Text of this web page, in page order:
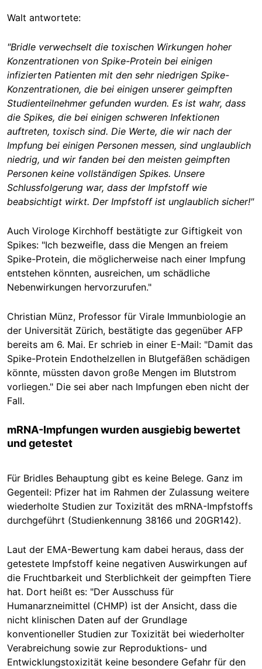
Walt antwortete:
"Bridle verwechselt die toxischen Wirkungen hoher
Konzentrationen von Spike-Protein bei einigen
infizierten Patienten mit den sehr niedrigen Spike-
Konzentrationen, die bei einigen unserer geimpften
Studienteilnehmer gefunden wurden. Es ist wahr, dass
die Spikes, die bei einigen schweren Infektionen
auftreten, toxisch sind. Die Werte, die wir nach der
Impfung bei einigen Personen messen, sind unglaublich
niedrig, und wir fanden bei den meisten geimpften
Personen keine vollständigen Spikes. Unsere
Schlussfolgerung war, dass der Impfstoff wie
beabsichtigt wirkt. Der Impfstoff ist unglaublich sicher!"
Auch Virologe Kirchhoff bestätigte zur Giftigkeit von
Spikes: "Ich bezweifle, dass die Mengen an freiem
Spike-Protein, die möglicherweise nach einer Impfung
entstehen könnten, ausreichen, um schädliche
Nebenwirkungen hervorzurufen."
Christian Münz, Professor für Virale Immunbiologie an
der Universität Zürich, bestätigte das gegenüber AFP
bereits am 6. Mai. Er schrieb in einer E-Mail: "Damit das
Spike-Protein Endothelzellen in Blutgefäßen schädigen
könnte, müssten davon große Mengen im Blutstrom
vorliegen." Die sei aber nach Impfungen eben nicht der
Fall.
mRNA-Impfungen wurden ausgiebig bewertet
und getestet
Für Bridles Behauptung gibt es keine Belege. Ganz im
Gegenteil: Pfizer hat im Rahmen der Zulassung weitere
wiederholte Studien zur Toxizität des mRNA-Impfstoffs
durchgeführt (Studienkennung 38166 und 20GR142).
Laut der EMA-Bewertung kam dabei heraus, dass der
getestete Impfstoff keine negativen Auswirkungen auf
die Fruchtbarkeit und Sterblichkeit der geimpften Tiere
hat. Dort heißt es: "Der Ausschuss für
Humanarzneimittel (CHMP) ist der Ansicht, dass die
nicht klinischen Daten auf der Grundlage
konventioneller Studien zur Toxizität bei wiederholter
Verabreichung sowie zur Reproduktions- und
Entwicklungstoxizität keine besondere Gefahr für den